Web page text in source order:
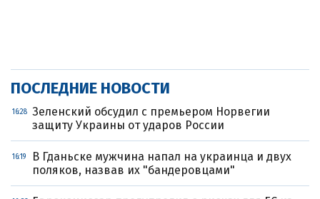
ПОСЛЕДНИЕ НОВОСТИ
16:28 Зеленский обсудил с премьером Норвегии
защиту Украины от ударов России
16:19
В Гданьске мужчина напал на украинца и двух
поляков, назвав их "бандеровцами"